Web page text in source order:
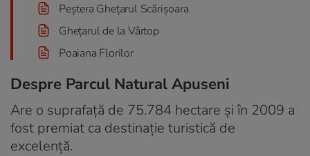
Peștera Ghețarul Scărișoara
Ghețarul de la Vârtop
Poaiana Florilor
Despre Parcul Natural Apuseni
Are o suprafață de 75.784 hectare și în 2009 a
fost premiat ca destinație turistică de
excelență.